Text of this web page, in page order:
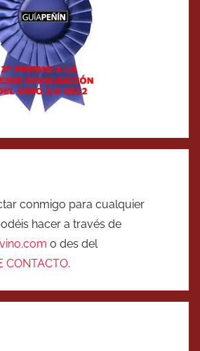
conmigo para cualquier
hacer a través de
o des del
CONTACTO.